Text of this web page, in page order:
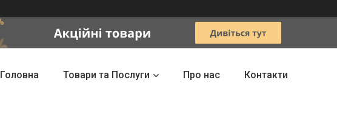
Головна Товари та Послуги Про нас Контакти